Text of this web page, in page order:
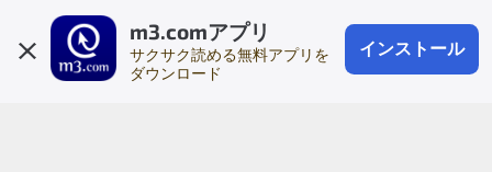
m3.comアプリ
サクサク読める無料アプリを
ダウンロード
インストール
会員登録
登録1分